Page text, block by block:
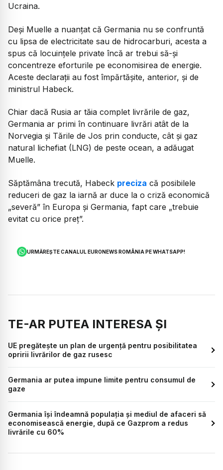
Ucraina.
Deși Muelle a nuanțat că Germania nu se confruntă
cu lipsa de electricitate sau de hidrocarburi, acesta a
spus că locuințele private încă ar trebui să-și
concentreze eforturile pe economisirea de energie.
Aceste declarații au fost împărtășite, anterior, și de
ministrul Habeck.
Chiar dacă Rusia ar tăia complet livrările de gaz,
Germania ar primi în continuare livrări atât de la
Norvegia și Tările de Jos prin conducte, cât și gaz
natural lichefiat (LNG) de peste ocean, a adăugat
Muelle.
Săptămâna trecută, Habeck preciza că posibilele
reduceri de gaz la iarnă ar duce la o criză economică
„severă” în Europa și Germania, fapt care „trebuie
evitat cu orice preț”.
URMĂREȘTE CANALUL EURONEWS ROMÂNIA PE WHATSAPP!
TE-AR PUTEA INTERESA ȘI
UE pregătește un plan de urgență pentru posibilitatea
opririi livrărilor de gaz rusesc
Germania ar putea impune limite pentru consumul de
gaze
Germania își îndeamnă populația și mediul de afaceri să
economisească energie, după ce Gazprom a redus
livrările cu 60%